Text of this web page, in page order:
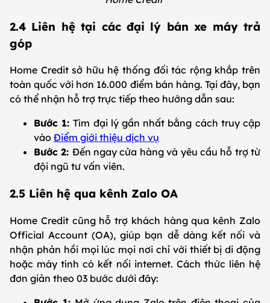
2.4 Liên hệ tại các đại lý bán xe máy trả
góp
Home Credit sở hữu hệ thống đối tác rộng khắp trên
toàn quốc với hơn 16.000 điểm bán hàng. Tại đây, bạn
có thể nhận hỗ trợ trực tiếp theo hướng dẫn sau:
Bước 1:Tìm đại lý gần nhất bằng cách truy cập
vào Điểm giới thiệu dịch vụ
Bước 2: Đến ngay cửa hàng và yêu cầu hỗ trợ từ
đội ngũ tư vấn viên.
2.5 Liên hệ qua kênh Zalo OA
Home Credit cũng hỗ trợ khách hàng qua kênh Zalo
Official Account (OA), giúp bạn dễ dàng kết nối và
nhận phản hồi mọi lúc mọi nơi chỉ với thiết bị di động
hoặc máy tính có kết nối internet. Cách thức liên hệ
đơn giản theo 03 bước dưới đây: